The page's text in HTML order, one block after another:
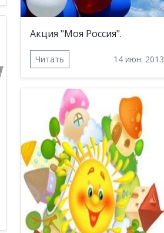
Акция "Моя Россия".
Читать 14 июн. 2013